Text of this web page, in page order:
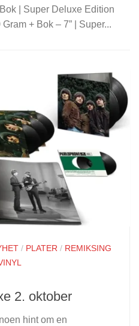
| Super Deluxe Edition
+ Bok – 7” | Super...
/ PLATER / REMIKSING
2. oktober
hint om en